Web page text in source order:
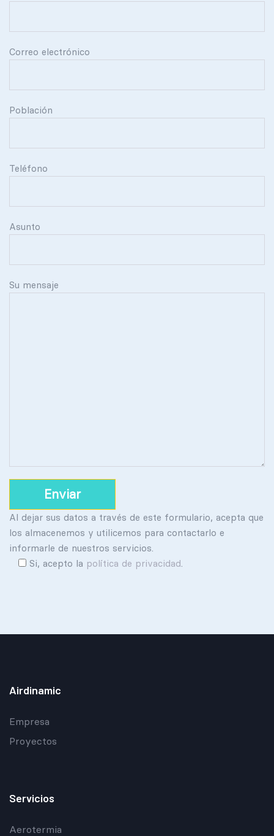
Correo electrónico
Población
Teléfono
Asunto
Su mensaje
Al dejar sus datos a través de este formulario, acepta que
los almacenemos y utilicemos para contactarlo e
informarle de nuestros servicios.
Si, acepto la política de privacidad
Airdinamic
Empresa
Proyectos
Servicios
Aerotermia